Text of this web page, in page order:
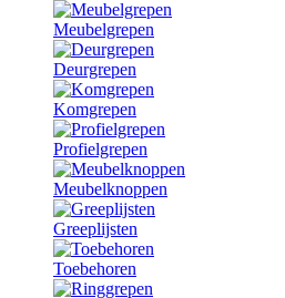
Meubelgrepen
Deurgrepen
Komgrepen
Profielgrepen
Meubelknoppen
Greeplijsten
Toebehoren